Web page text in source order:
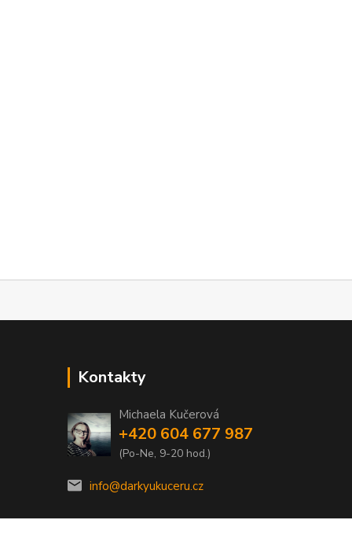
Kontakty
Michaela Kučerová
+420 604 677 987
(Po-Ne, 9-20 hod.)
info@darkyukuceru.cz